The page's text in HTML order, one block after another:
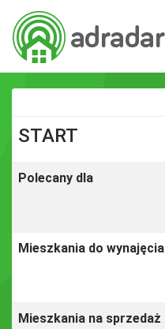
START
Polecany dla
Mieszkania do wynajęcia
Mieszkania na sprzedaż